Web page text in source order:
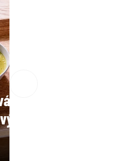
Hrášková Polévka
Ořechy